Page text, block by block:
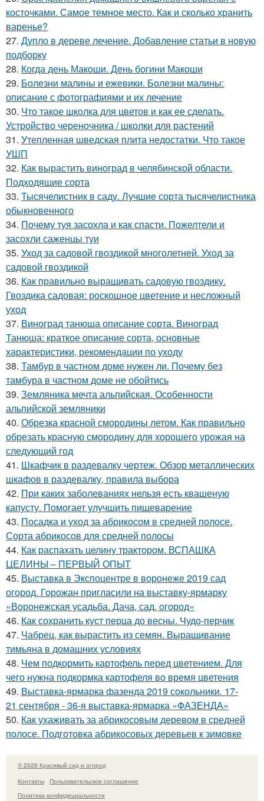
косточками. Самое темное место. Как и сколько хранить
варенье?
27. Дупло в дереве лечение. Добавление статьи в новую
подборку
28. Когда день Макоши. День богини Макоши
29. Болезни малины и ежевики. Болезни малины:
описание с фотографиями и их лечение
30. Что такое школка для цветов и как ее сделать.
Устройство череночника / школки для растений
31. Утепленная шведская плита недостатки. Что такое
УШП
32. Как вырастить виноград в челябинской области.
Подходящие сорта
33. Тысячелистник в саду. Лучшие сорта тысячелистника
обыкновенного
34. Почему туя засохла и как спасти. Пожелтели и
засохли саженцы туи
35. Уход за садовой гвоздикой многолетней. Уход за
садовой гвоздикой
36. Как правильно выращивать садовую гвоздику.
Гвоздика садовая: роскошное цветение и несложный
уход
37. Виноград танюша описание сорта. Виноград
Танюша: краткое описание сорта, основные
характеристики, рекомендации по уходу
38. Тамбур в частном доме нужен ли. Почему без
тамбура в частном доме не обойтись
39. Земляника мечта альпийская. Особенности
альпийской земляники
40. Обрезка красной смородины летом. Как правильно
обрезать красную смородину для хорошего урожая на
следующий год
41. Шкафчик в раздевалку чертеж. Обзор металлических
шкафов в раздевалку, правила выбора
42. При каких заболеваниях нельзя есть квашеную
капусту. Помогает улучшить пищеварение
43. Посадка и уход за абрикосом в средней полосе.
Сорта абрикосов для средней полосы
44. Как распахать целину трактором. ВСПАШКА
ЦЕЛИНЫ – ПЕРВЫЙ ОПЫТ
45. Выставка в Экспоцентре в воронеже 2019 сад
огород. Горожан пригласили на выставку-ярмарку
«Воронежская усадьба. Дача, сад, огород»
46. Как сохранить куст перца до весны. Чудо-перчик
47. Чабрец, как вырастить из семян. Выращивание
тимьяна в домашних условиях
48. Чем подкормить картофель перед цветением. Для
чего нужна подкормка картофеля во время цветения
49. Выставка-ярмарка фазенда 2019 сокольники. 17-
21 сентября - 36-я выставка-ярмарка «ФАЗЕНДА»
50. Как ухаживать за абрикосовым деревом в средней
полосе. Подготовка абрикосовых деревьев к зимовке
© 2026 Красивый сад и огород
Контакты
Пользовательское соглашение
Политика конфидециальности